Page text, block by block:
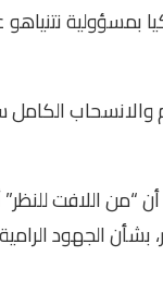
بمسؤولية
والانسحاب
“من اللافت
الجهود